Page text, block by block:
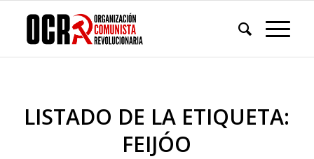
LISTADO DE LA ETIQUETA:
FEIJÓO